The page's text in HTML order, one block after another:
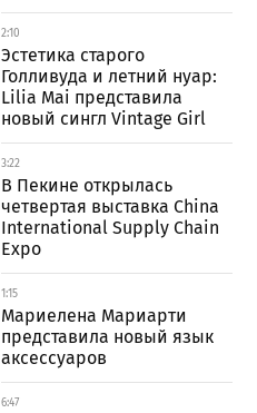
2:10
Эстетика старого
Голливуда и летний нуар:
Lilia Mai представила
новый сингл Vintage Girl
3:22
В Пекине открылась
четвертая выставка China
International Supply Chain
Expo
1:15
Мариелена Мариарти
представила новый язык
аксессуаров
6:47